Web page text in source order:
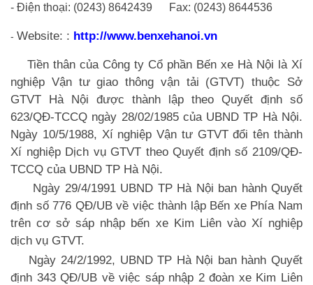
- Điện thoại: (0243) 8642439 Fax: (0243) 8644536
- Website: : http://www.benxehanoi.vn
Tiền thân của Công ty Cổ phần Bến xe Hà Nội là Xí
nghiệp Vận tư giao thông vận tải (GTVT) thuộc Sở
GTVT Hà Nội được thành lập theo Quyết định số
623/QĐ-TCCQ ngày 28/02/1985 của UBND TP Hà Nội.
Ngày 10/5/1988, Xí nghiệp Vận tư GTVT đổi tên thành
Xí nghiệp Dịch vụ GTVT theo Quyết định số 2109/QĐ-
TCCQ của UBND TP Hà Nội.
Ngày 29/4/1991 UBND TP Hà Nội ban hành Quyết
định số 776 QĐ/UB về việc thành lập Bến xe Phía Nam
trên cơ sở sáp nhập bến xe Kim Liên vào Xí nghiệp
dịch vụ GTVT.
Ngày 24/2/1992, UBND TP Hà Nội ban hành Quyết
định 343 QĐ/UB về việc sáp nhập 2 đoàn xe Kim Liên